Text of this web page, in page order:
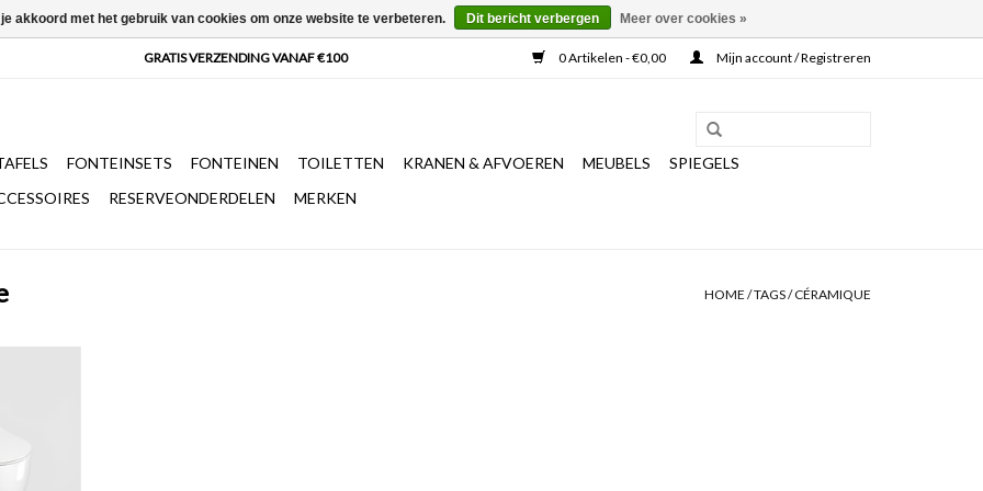
0 Artikelen - €0,00 Mijn account / Registreren
FONTEINSETS FONTEINEN TOILETTEN KRANEN & AFVOEREN MEUBELS
SPIEGELS
RESERVEONDERDELEN MERKEN
HOME /TAGS/CÉRAMIQUE
2
akkoord met het gebruik van cookies om onze website te verbeteren. Dit bericht verbergen Meer over cookies »